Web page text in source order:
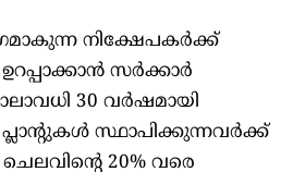
നിക്ഷേപകര്‍ക്ക്
സര്‍ക്കാര്‍
30 വര്‍ഷമായി
പ്ലാന്റുകള്‍ സ്ഥാപിക്കുന്നവര്‍ക്ക്
20% വരെ